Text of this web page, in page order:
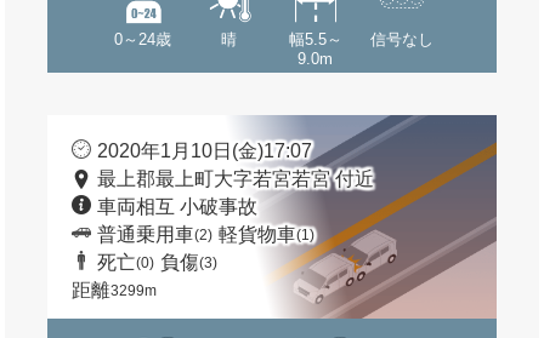
0～24歳 晴
幅5.5～
9.0m
信号なし
2020年1月10日(金)17:07
最上郡最上町大字若宮若宮 付近
車両相互 小破事故
普通乗用車(2) 軽貨物車(1)
死亡(0) 負傷(3)
距離3299m